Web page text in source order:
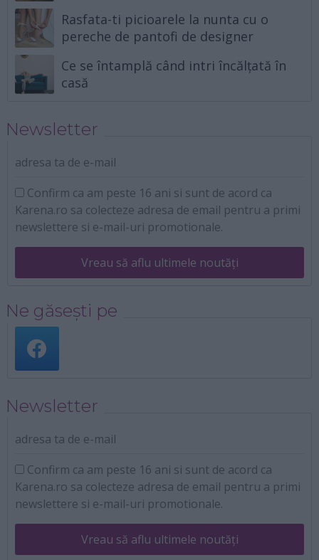
Rasfata-ti picioarele la nunta cu o
pereche de pantofi de designer
Ce se întamplă când intri încălțată în
casă
Newsletter
adresa ta de e-mail
Confirm ca am peste 16 ani si sunt de acord ca
Karena.ro sa colecteze adresa de email pentru a primi
newslettere si e-mail-uri promotionale.
Vreau să aflu ultimele noutăți
Ne găsești pe
Newsletter
adresa ta de e-mail
Confirm ca am peste 16 ani si sunt de acord ca
Karena.ro sa colecteze adresa de email pentru a primi
newslettere si e-mail-uri promotionale.
Vreau să aflu ultimele noutăți